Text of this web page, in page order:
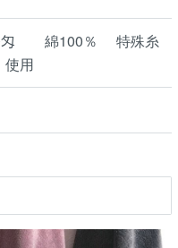
匁 綿100％ 特殊糸
使用